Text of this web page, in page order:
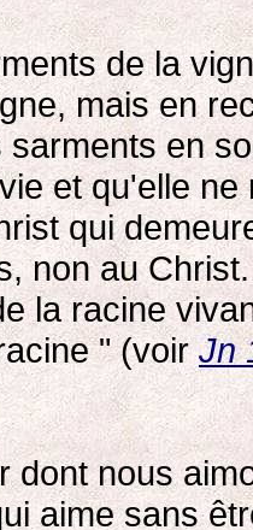
de la
mais en
en
et qu'elle
qui
non au
la racine
" (voirJn
dont nous
aime sans